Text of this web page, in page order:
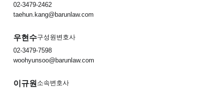
02-3479-2462
taehun.kang@barunlaw.com
우현수구성원변호사
02-3479-7598
woohyunsoo@barunlaw.com
이규원 소속변호사